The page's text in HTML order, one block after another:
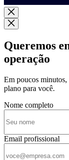
Queremos
operação
Em poucos minutos,
plano para você.
Nome completo
Email profissional